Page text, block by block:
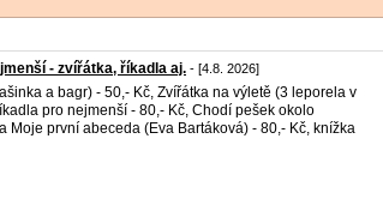
- zvířátka, říkadla aj. - [4.8. 2026]
a bagr) - 50,- Kč, Zvířátka na výletě (3 leporela v
pro nejmenší - 80,- Kč, Chodí pešek okolo
Moje první abeceda (Eva Bartáková) - 80,- Kč, knížka